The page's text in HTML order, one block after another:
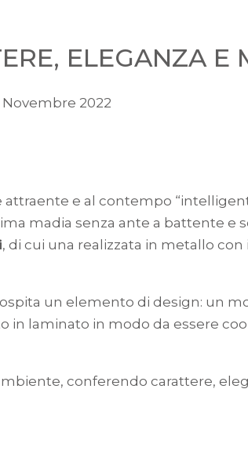
ELEGANZA E
Novembre 2022
e al contempo
madia senza ante a battente e
, di cui una realizzata in metallo
un elemento di design: un
in laminato in modo da essere
conferendo carattere,